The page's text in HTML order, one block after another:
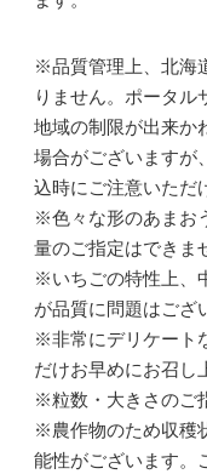
※品質管理上、北海
りません。ポータル
地域の制限が出来か
場合がございますが
込時にご注意いただ
※色々な形のあまお
量のご指定はできま
※いちごの特性上、
が品質に問題はござ
※非常にデリケート
だけお早めにお召し
※粒数・大きさのご
※農作物のため収穫
能性がございます。